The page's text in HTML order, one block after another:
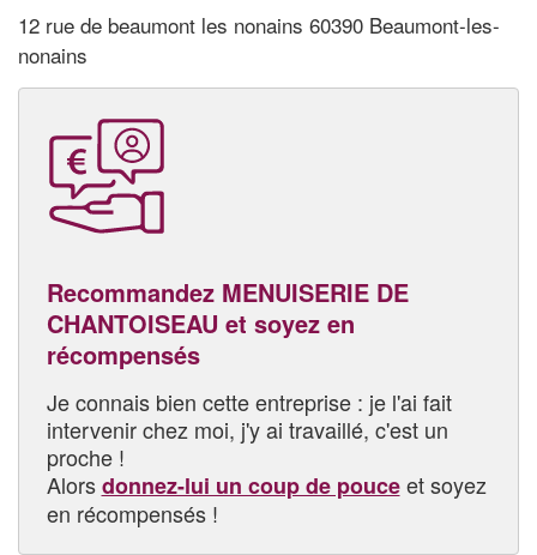
12 rue de beaumont les nonains 60390 Beaumont-les-
nonains
Recommandez MENUISERIE DE
CHANTOISEAU et soyez en
récompensés
Je connais bien cette entreprise : je l'ai fait
intervenir chez moi, j'y ai travaillé, c'est un
proche !
Alorsdonnez-lui un coup de pouceet soyez
en récompensés !